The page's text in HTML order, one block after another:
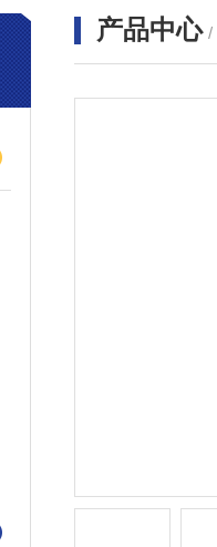
产品中心 /